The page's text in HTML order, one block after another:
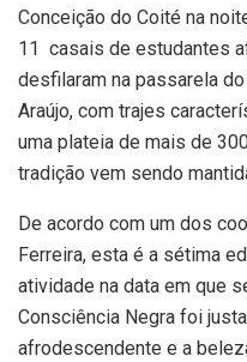
Conceição do Coité na
11 casais de estudantes
desfilaram na passarela
Araújo, com trajes
uma plateia de mais de
tradição vem sendo
De acordo com um dos
Ferreira, esta é a sétima
atividade na data em que
Consciência Negra foi
afrodescendente e a